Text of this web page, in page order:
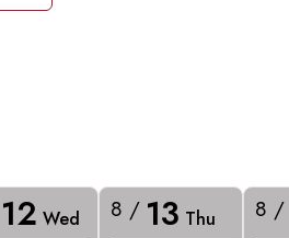
12 Wed 8 / 13 Thu 8 /